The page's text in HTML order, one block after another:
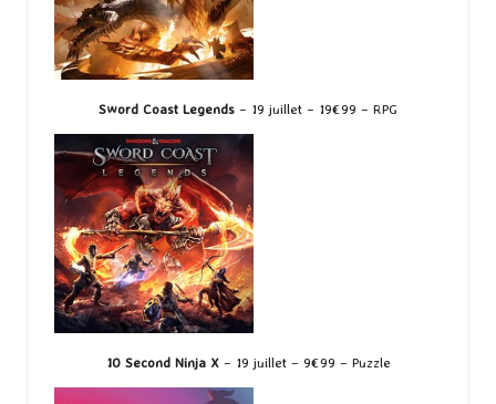
Sword Coast Legends – 19 juillet – 19€99 – RPG
10 Second Ninja X– 19 juillet – 9€99 – Puzzle